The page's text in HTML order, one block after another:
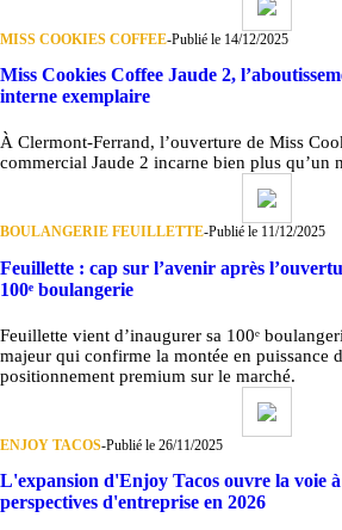
MISS COOKIES COFFEE-Publié le 14/12/2025
Miss Cookies Coffee Jaude 2,
interne exemplaire
À Clermont-Ferrand, l’ouverture de Miss
commercial Jaude 2 incarne bien plus qu’un
BOULANGERIE FEUILLETTE-Publié le 11/12/2025
Feuillette : cap sur l’avenir après
100ᵉ boulangerie
Feuillette vient d’inaugurer sa 100ᵉ
majeur qui confirme la montée en puissance
positionnement premium sur le marché.
ENJOY TACOS-Publié le 26/11/2025
L'expansion d'Enjoy Tacos ouvre la voie
perspectives d'entreprise en 2026